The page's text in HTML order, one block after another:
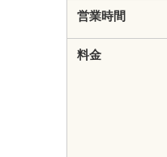
営業時間
料金